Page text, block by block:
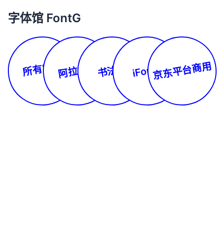
字体馆 FontG
所有字体阿拉伯文书法体 iFonts京东平台商用